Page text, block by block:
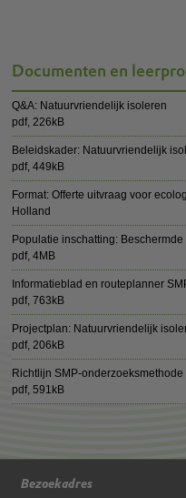
Documenten en
Q&A: Natuurvriendelijk isoleren
pdf, 226kB
Beleidskader: Natuurvriendelijk
pdf, 449kB
Format: Offerte uitvraag voor
Holland
Populatie inschatting:
pdf, 4MB
Informatieblad en routeplanner
pdf, 763kB
Projectplan: Natuurvriendelijk
pdf, 206kB
Richtlijn SMP-
pdf, 591kB
Bezoekadres